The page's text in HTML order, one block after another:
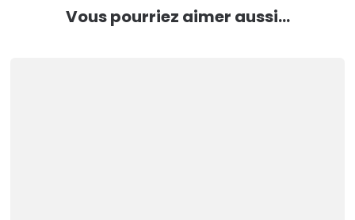
Vous pourriez aimer aussi...